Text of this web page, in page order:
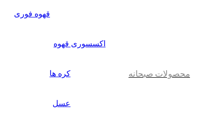
قهوه فوری
اکسسوری قهوه
محصولات صبحانه کره ها
عسل